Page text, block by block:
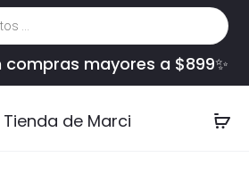
compras mayores a $899✨